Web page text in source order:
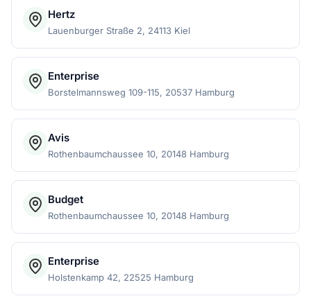
Hertz
Lauenburger Straße 2, 24113 Kiel
Enterprise
Borstelmannsweg 109-115, 20537 Hamburg
Avis
Rothenbaumchaussee 10, 20148 Hamburg
Budget
Rothenbaumchaussee 10, 20148 Hamburg
Enterprise
Holstenkamp 42, 22525 Hamburg